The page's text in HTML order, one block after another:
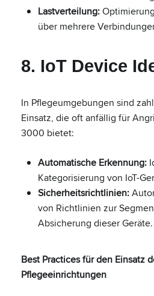
Lastverteilung:
über mehrere
8. IoT Device
In Pflegeumgebungen sind
Einsatz, die oft anfällig für
3000 bietet:
Automatische Erkennung:
Kategorisierung von IoT-
Sicherheitsrichtlinien:
von Richtlinien zur
Absicherung dieser Geräte.
Best Practices für den Einsatz
Pflegeeinrichtungen